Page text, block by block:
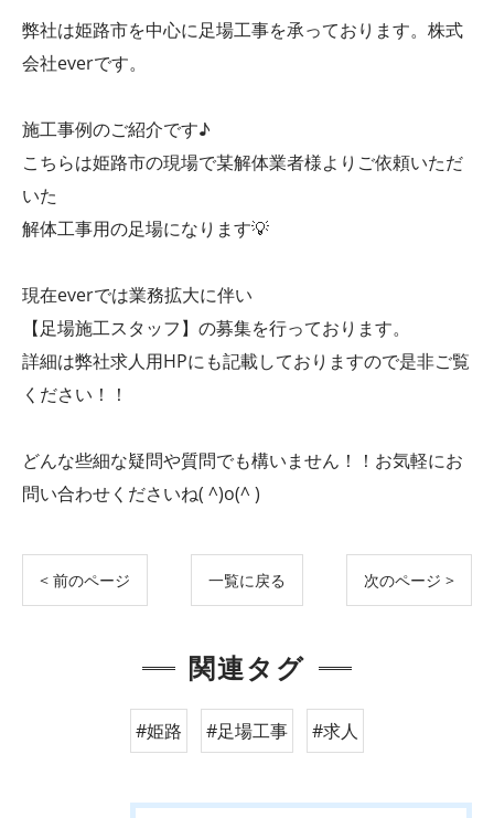
弊社は姫路市を中心に足場工事を承っております。株式
会社everです。
施工事例のご紹介です♪
こちらは姫路市の現場で某解体業者様よりご依頼いただ
いた
解体工事用の足場になります💡
現在everでは業務拡大に伴い
【足場施工スタッフ】の募集を行っております。
詳細は弊社求人用HPにも記載しておりますので是非ご覧
ください！！
どんな些細な疑問や質問でも構いません！！お気軽にお
問い合わせくださいね( ^)o(^ )
< 前のページ 一覧に戻る 次のページ >
関連タグ
#姫路 #足場工事 #求人